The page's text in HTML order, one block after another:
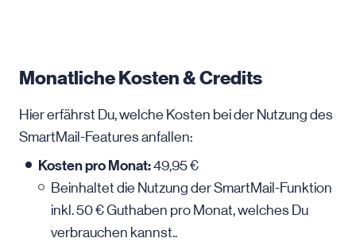
Monatliche Kosten & Credits
Hier erfährst Du, welche Kosten bei der Nutzung des
SmartMail-Features anfallen:
Kosten pro Monat:49,95 €
Beinhaltet die Nutzung der SmartMail-Funktion
inkl. 50 € Guthaben pro Monat, welches Du
verbrauchen kannst..